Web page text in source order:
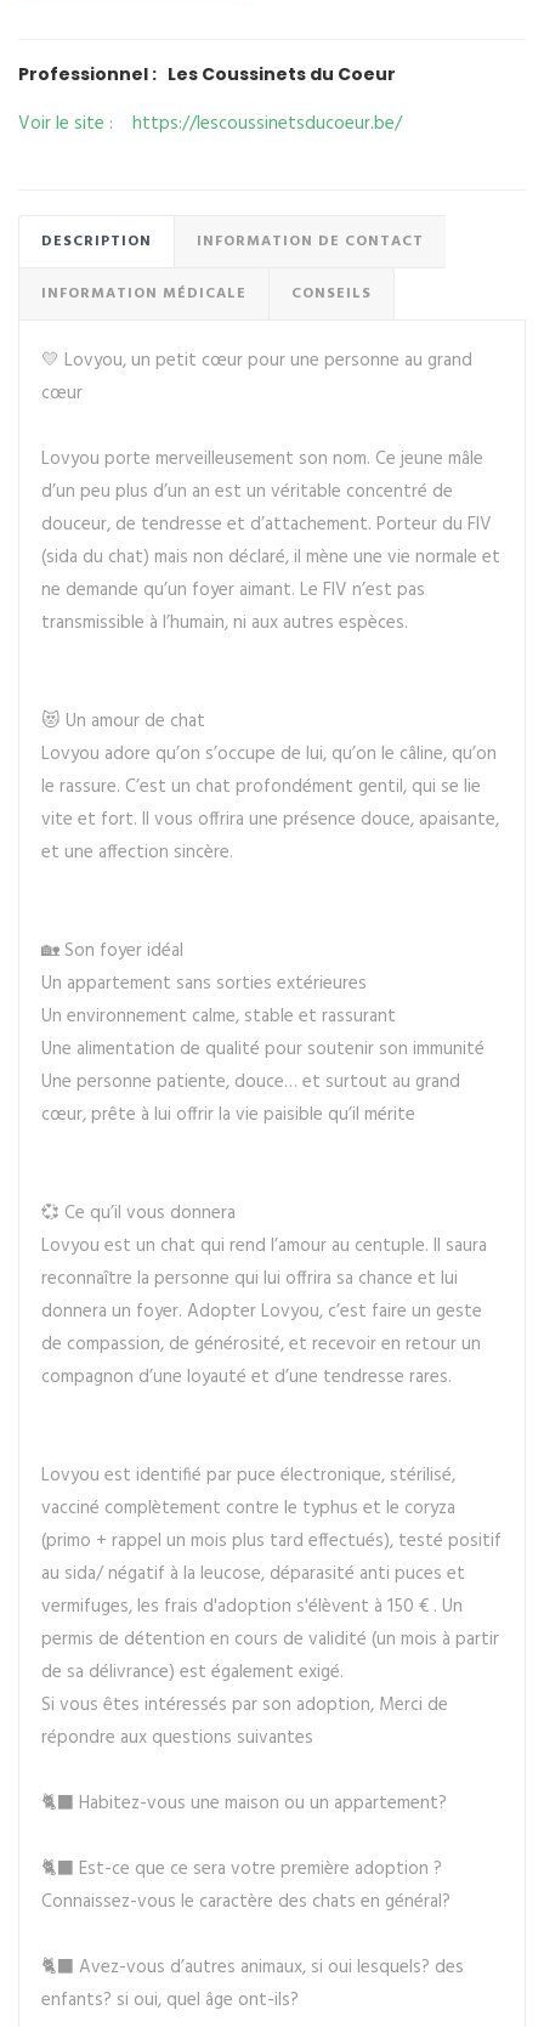
Professionnel : Les Coussinets du Coeur
Voir le site : https://lescoussinetsducoeur.be/
DESCRIPTION INFORMATION DE CONTACT
INFORMATION MÉDICALE CONSEILS
💛 Lovyou, un petit cœur pour une personne au grand
cœur
Lovyou porte merveilleusement son nom. Ce jeune mâle
d’un peu plus d’un an est un véritable concentré de
douceur, de tendresse et d’attachement. Porteur du FIV
(sida du chat) mais non déclaré, il mène une vie normale et
ne demande qu’un foyer aimant. Le FIV n’est pas
transmissible à l’humain, ni aux autres espèces.
😻 Un amour de chat
Lovyou adore qu’on s’occupe de lui, qu’on le câline, qu’on
le rassure. C’est un chat profondément gentil, qui se lie
vite et fort. Il vous offrira une présence douce, apaisante,
et une affection sincère.
🏡 Son foyer idéal
Un appartement sans sorties extérieures
Un environnement calme, stable et rassurant
Une alimentation de qualité pour soutenir son immunité
Une personne patiente, douce… et surtout au grand
cœur, prête à lui offrir la vie paisible qu’il mérite
💞 Ce qu’il vous donnera
Lovyou est un chat qui rend l’amour au centuple. Il saura
reconnaître la personne qui lui offrira sa chance et lui
donnera un foyer. Adopter Lovyou, c’est faire un geste
de compassion, de générosité, et recevoir en retour un
compagnon d’une loyauté et d’une tendresse rares.
Lovyou est identifié par puce électronique, stérilisé,
vacciné complètement contre le typhus et le coryza
(primo + rappel un mois plus tard effectués), testé positif
au sida/ négatif à la leucose, déparasité anti puces et
vermifuges, les frais d'adoption s'élèvent à 150 € . Un
permis de détention en cours de validité (un mois à partir
de sa délivrance) est également exigé.
Si vous êtes intéressés par son adoption, Merci de
répondre aux questions suivantes
🐈‍⬛ Habitez-vous une maison ou un appartement?
🐈‍⬛ Est-ce que ce sera votre première adoption ?
Connaissez-vous le caractère des chats en général?
🐈‍⬛ Avez-vous d’autres animaux, si oui lesquels? des
enfants? si oui, quel âge ont-ils?